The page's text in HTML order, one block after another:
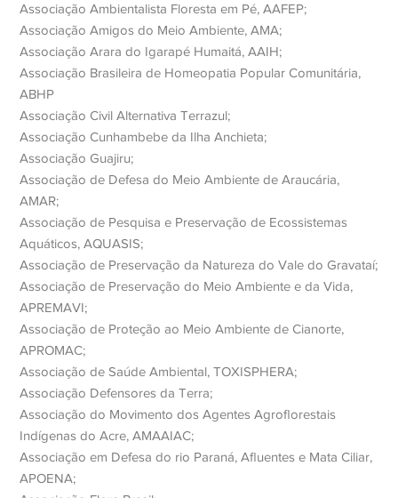
Associação Ambientalista Floresta em Pé, AAFEP;
Associação Amigos do Meio Ambiente, AMA;
Associação Arara do Igarapé Humaitá, AAIH;
Associação Brasileira de Homeopatia Popular Comunitária,
ABHP
Associação Civil Alternativa Terrazul;
Associação Cunhambebe da Ilha Anchieta;
Associação Guajiru;
Associação de Defesa do Meio Ambiente de Araucária,
AMAR;
Associação de Pesquisa e Preservação de Ecossistemas
Aquáticos, AQUASIS;
Associação de Preservação da Natureza do Vale do Gravataí;
Associação de Preservação do Meio Ambiente e da Vida,
APREMAVI;
Associação de Proteção ao Meio Ambiente de Cianorte,
APROMAC;
Associação de Saúde Ambiental, TOXISPHERA;
Associação Defensores da Terra;
Associação do Movimento dos Agentes Agroflorestais
Indígenas do Acre, AMAAIAC;
Associação em Defesa do rio Paraná, Afluentes e Mata Ciliar,
APOENA;